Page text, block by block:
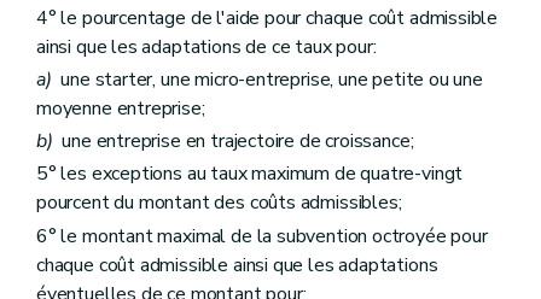
4° le pourcentage de l'aide pour chaque coût admissible
ainsi que les adaptations de ce taux pour:
a) une starter, une micro-entreprise, une petite ou une
moyenne entreprise;
b) une entreprise en trajectoire de croissance;
5° les exceptions au taux maximum de quatre-vingt
pourcent du montant des coûts admissibles;
6° le montant maximal de la subvention octroyée pour
chaque coût admissible ainsi que les adaptations
éventuelles de ce montant pour: